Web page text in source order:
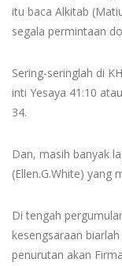
itu baca Alkitab
segala permintaan
Sering-seringlah di
inti Yesaya 41:10
34.
Dan, masih banyak
(Ellen.G.White) yang
Di tengah
kesengsaraan
penurutan akan